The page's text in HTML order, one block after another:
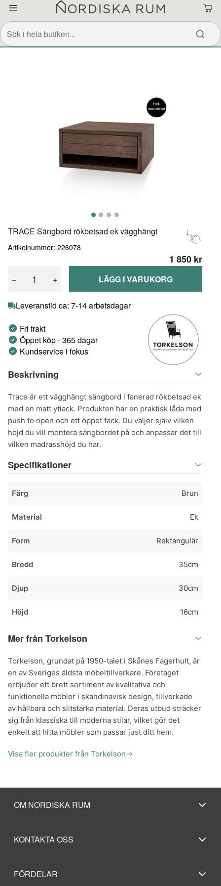
TRACE Sängbord rökbetsad ek vägghängt
Artikelnummer: 226078
1 850 kr
− + LÄGG I VARUKORG
Leveranstid ca: 7-14 arbetsdagar
Fri frakt
Öppet köp - 365 dagar
Kundservice i fokus
Beskrivning
Trace är ett vägghängt sängbord i fanerad rökbetsad ek
med en matt ytlack. Produkten har en praktisk låda med
push to open och ett öppet fack. Du väljer själv vilken
höjd du vill montera sängbordet på och anpassar det till
vilken madrasshöjd du har.
Specifikationer
Färg Brun
Material Ek
Form Rektangulär
Bredd 35cm
Djup 30cm
Höjd 16cm
Mer från Torkelson
Torkelson, grundat på 1950-talet i Skånes Fagerhult, är
en av Sveriges äldsta möbeltillverkare. Företaget
erbjuder ett brett sortiment av kvalitativa och
funktionella möbler i skandinavisk design, tillverkade
av hållbara och slitstarka material. Deras utbud sträcker
sig från klassiska till moderna stilar, vilket gör det
enkelt att hitta möbler som passar just ditt hem.
Visa fler produkter från Torkelson
OM NORDISKA RUM
KONTAKTA OSS
FÖRDELAR